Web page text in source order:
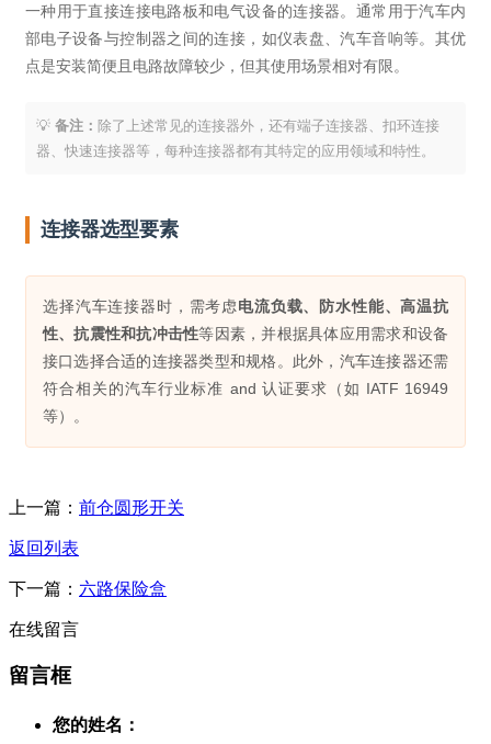
一种用于直接连接电路板和电气设备的连接器。通常用于汽车内
部电子设备与控制器之间的连接，如仪表盘、汽车音响等。其优
点是安装简便且电路故障较少，但其使用场景相对有限。
备注： 除了上述常见的连接器外，还有端子连接器、扣环连接
器、快速连接器等，每种连接器都有其特定的应用领域和特性。
连接器选型要素
选择汽车连接器时，需考虑电流负载、防水性能、高温抗
性、抗震性和抗冲击性等因素，并根据具体应用需求和设备
接口选择合适的连接器类型和规格。此外，汽车连接器还需
符合相关的汽车行业标准 and 认证要求（如 IATF 16949
等）。
上一篇： 前仓圆形开关
返回列表
下一篇： 六路保险盒
在线留言
留言框
您的姓名：